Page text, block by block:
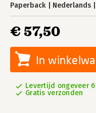
Paperback Nederlands
€ 57,50
In
Levertijd ongeveer
Gratis verzonden